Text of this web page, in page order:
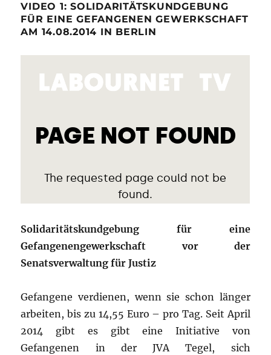
VIDEO 1: SOLIDARITÄTSKUNDGEBUNG
FÜR EINE GEFANGENEN GEWERKSCHAFT
AM 14.08.2014 IN BERLIN
Solidaritätskundgebung für eine
Gefangenengewerkschaft vor der
Senatsverwaltung für Justiz
Gefangene verdienen, wenn sie schon länger
arbeiten, bis zu 14,55 Euro – pro Tag. Seit April
2014 gibt es gibt eine Initiative von
Gefangenen in der JVA Tegel, sich